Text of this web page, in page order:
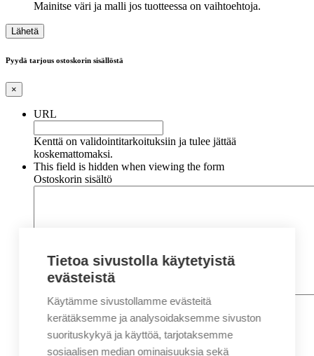
Mainitse väri ja malli jos tuotteessa on vaihtoehtoja.
Pyydä tarjous ostoskorin sisällöstä
×
URL
Kenttä on validointitarkoituksiin ja tulee jättää
koskemattomaksi.
This field is hidden when viewing the form
Ostoskorin sisältö
Nimi*
Etunimi
Sukunimi
Tietoa sivustolla käytetyistä
evästeistä
Käytämme sivustollamme evästeitä
kerätäksemme ja analysoidaksemme sivuston
suorituskykyä ja käyttöä, tarjotaksemme
sosiaalisen median ominaisuuksia sekä